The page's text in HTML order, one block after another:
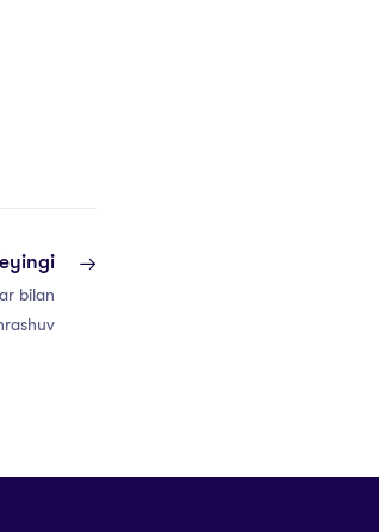
bilan